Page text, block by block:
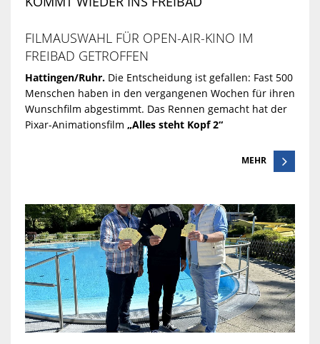
FILMAUSWAHL FÜR OPEN-AIR-KINO IM
FREIBAD GETROFFEN
Hattingen/Ruhr.Die Entscheidung ist gefallen: Fast 500
Menschen haben in den vergangenen Wochen für ihren
Wunschfilm abgestimmt. Das Rennen gemacht hat der
Pixar-Animationsfilm „Alles steht Kopf 2“
MEHR